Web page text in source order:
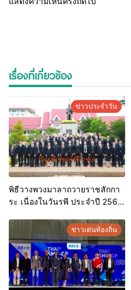
เรื่องที่เกี่ยวข้อง
ข่าวประจำวัน
พิธีวางพวงมาลาถวายราชสักกา
ระ เนื่องในวันรพี ประจำปี 2569
เพื่อเชื่อมความสัมพันธ์อันดีของ
หน่วยงานในกระบวนการ
ยุติธรรม
ข่าวเด่นท้องถิ่น